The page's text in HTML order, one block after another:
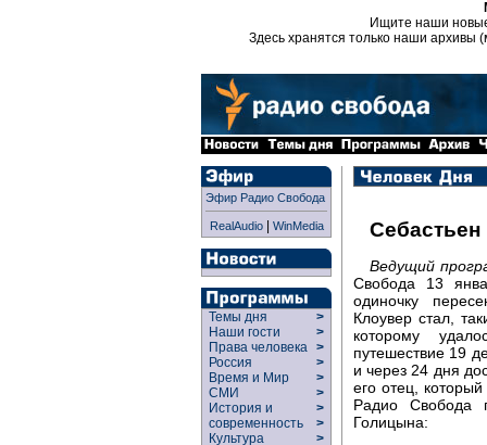
Ищите наши
Здесь хранятся только наши архивы
Эфир Радио Свобода
RealAudio| WinMedia
Темы дня
>
Наши гости
>
Права человека >
Россия
>
Время и Мир
>
СМИ
>
История и
современность
>
>
Культура
>
Ведущий
Свобода 13
одиночку
Клоувер стал,
которому
путешествие 19
и через 24 дня
его отец,
Радио Свобода
Голицына: